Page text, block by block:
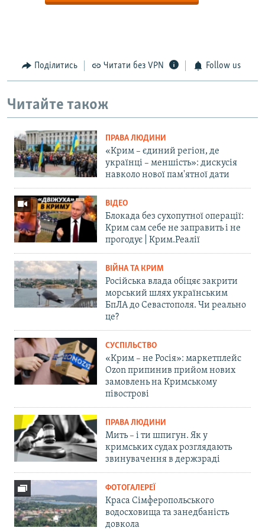
Поділитись Читати без VPN Follow us
Читайте також
ПРАВА ЛЮДИНИ
«Крим – єдиний регіон, де
українці – меншість»: дискусія
навколо нової пам'ятної дати
ВІДЕО
Блокада без сухопутної операції:
Крим сам себе не заправить і не
прогодує | Крим.Реалії
ВІЙНА ТА КРИМ
Російська влада обіцяє закрити
морський шлях українським
БпЛА до Севастополя. Чи реально
це?
СУСПІЛЬСТВО
«Крим – не Росія»: маркетплейс
Ozon припинив прийом нових
замовлень на Кримському
півострові
ПРАВА ЛЮДИНИ
Мить – і ти шпигун. Як у
кримських судах розглядають
звинувачення в держзраді
ФОТОГАЛЕРЕЇ
Краса Сімферопольського
водосховища та занедбаність
довкола